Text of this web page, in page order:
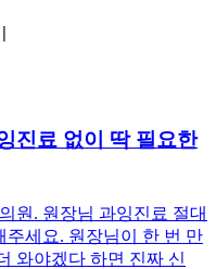
진료 없이 딱 필요한
원. 원장님 과잉진료 절대
주세요. 원장님이 한 번 만
와야겠다 하면 진짜 신